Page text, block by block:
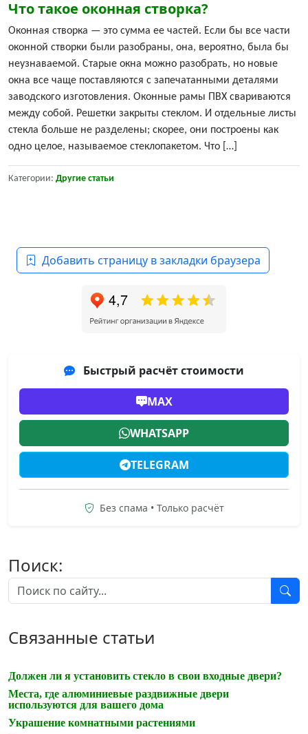
Что такое оконная створка?
Оконная створка — это сумма ее частей. Если бы все части
оконной створки были разобраны, она, вероятно, была бы
неузнаваемой. Старые окна можно разобрать, но новые
окна все чаще поставляются с запечатанными деталями
заводского изготовления. Оконные рамы ПВХ свариваются
между собой. Решетки закрыты стеклом. И отдельные листы
стекла больше не разделены; скорее, они построены как
одно целое, называемое стеклопакетом. Что […]
Категории: Другие статьи
Добавить страницу в закладки браузера
Быстрый расчёт стоимости
MAX
WHATSAPP
TELEGRAM
Без спама • Только расчёт
Поиск:
Связанные статьи
Должен ли я установить стекло в свои входные двери?
Места, где алюминиевые раздвижные двери
используются для вашего дома
Украшение комнатными растениями